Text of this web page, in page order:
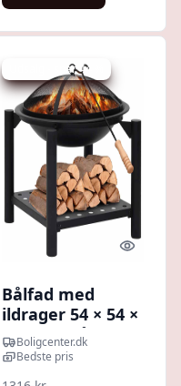
Udsalg - spar 44 %
Quick
Bålfad med
ildrager 54 × 54 ×
55 cm - stål, sort
Boligcenter.dk
Bedste pris